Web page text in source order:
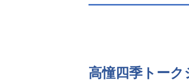
高憧四季トーク